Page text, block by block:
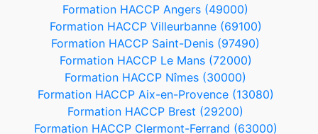
Formation HACCP Angers (49000)
Formation HACCP Villeurbanne (69100)
Formation HACCP Saint-Denis (97490)
Formation HACCP Le Mans (72000)
Formation HACCP Nîmes (30000)
Formation HACCP Aix-en-Provence (13080)
Formation HACCP Brest (29200)
Formation HACCP Clermont-Ferrand (63000)